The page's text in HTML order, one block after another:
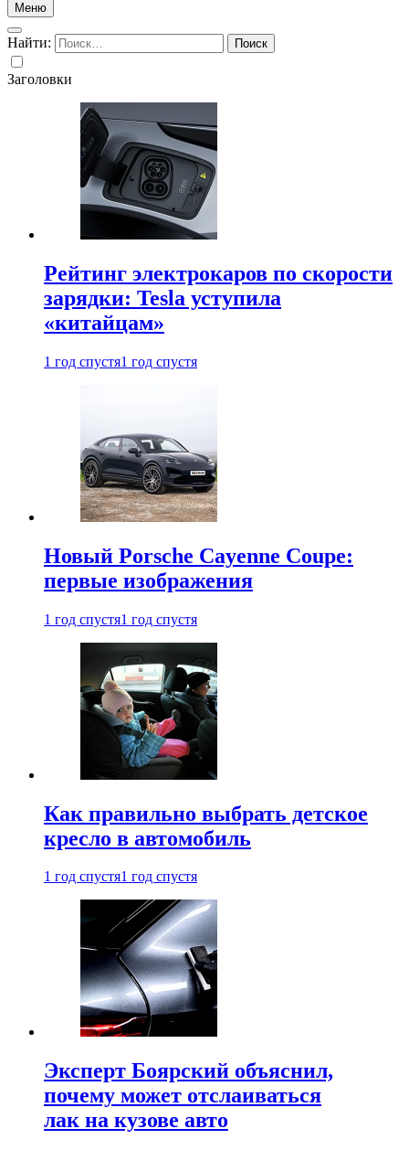
Меню
Найти:
Заголовки
Рейтинг электрокаров по скорости
зарядки: Tesla уступила
«китайцам»
1 год спустя1 год спустя
Новый Porsche Cayenne Coupe:
первые изображения
1 год спустя1 год спустя
Как правильно выбрать детское
кресло в автомобиль
1 год спустя1 год спустя
Эксперт Боярский объяснил,
почему может отслаиваться
лак на кузове авто